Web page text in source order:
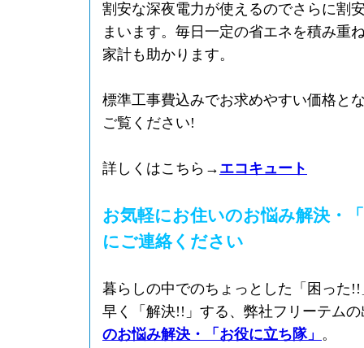
割安な深夜電力が使えるのでさらに割
まいます。毎日一定の省エネを積み重
家計も助かります。
標準工事費込みでお求めやすい価格と
ご覧ください!
詳しくはこちら→ エコキュート
お気軽にお住いのお悩み解決・
にご連絡ください
暮らしの中でのちょっとした「困った
早く「解決!!」する、弊社フリーテム
のお悩み解決・「お役に立ち隊」 。